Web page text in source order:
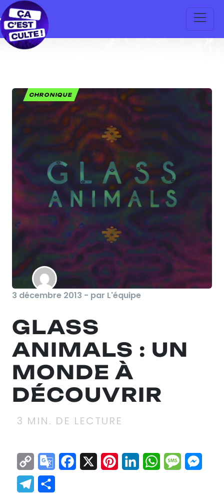
CHRONIQUE
3 décembre 2013 - par L'équipe
GLASS
ANIMALS : UN
MONDE À
DÉCOUVRIR
3 MIN. DE LECTURE
Copy
Link
GoogleFacebook
X Pinterest
LinkedInWhatsApp
Telegram